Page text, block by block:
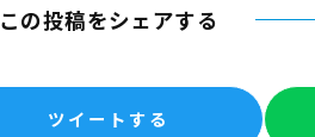
この投稿をシェアする
ツイートする